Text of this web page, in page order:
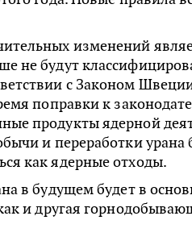
изменений
не будут
с Законом
поправки к
продукты ядерной
и переработки урана
как ядерные отходы.
в будущем будет в
и другая